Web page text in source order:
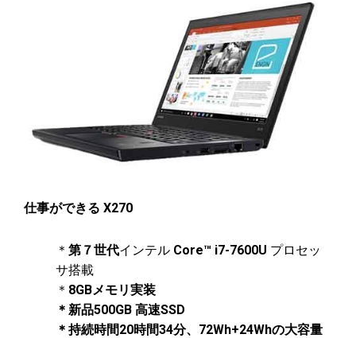
仕事ができる X270
＊ 第７世代インテル Core™ i7-7600U プロセッ
サ搭載
＊ 8GBメモリ実装
＊新品500GB 高速SSD
＊持続時間20時間34分、72Wh+24Whの大容量